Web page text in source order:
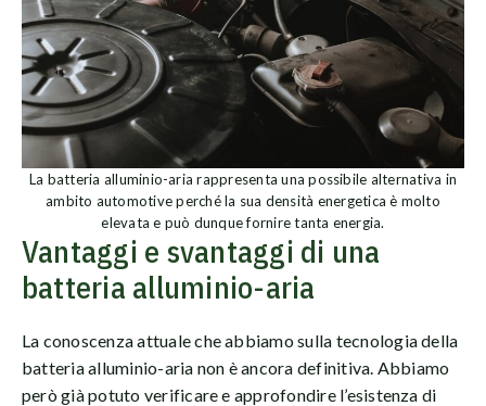
La batteria alluminio-aria rappresenta una possibile alternativa in
ambito automotive perché la sua densità energetica è molto
elevata e può dunque fornire tanta energia.
Vantaggi e svantaggi di una
batteria alluminio-aria
La conoscenza attuale che abbiamo sulla tecnologia della
batteria alluminio-aria non è ancora definitiva. Abbiamo
però già potuto verificare e approfondire l’esistenza di